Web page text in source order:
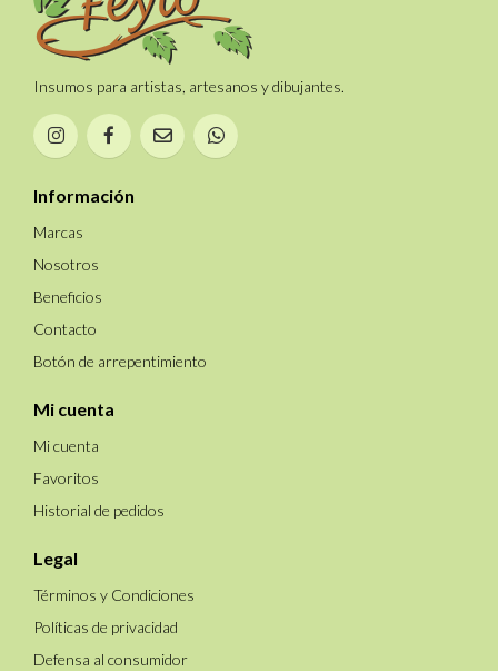
Insumos para artistas, artesanos y dibujantes.
Información
Marcas
Nosotros
Beneficios
Contacto
Botón de arrepentimiento
Mi cuenta
Mi cuenta
Favoritos
Historial de pedidos
Legal
Términos y Condiciones
Políticas de privacidad
Defensa al consumidor